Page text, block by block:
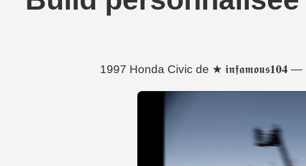
1997 Honda Civic de ★ 𝖎𝖓𝖋𝖆𝖒𝖔𝖚𝖘𝟏𝟎𝟒